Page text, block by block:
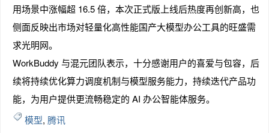
用场景中涨幅超 16.5 倍，本次正式版上线后热度再创新高，也
侧面反映出市场对轻量化高性能国产大模型办公工具的旺盛需
求光明网。
WorkBuddy 与混元团队表示，十分感谢用户的喜爱与包容，后
续将持续优化算力调度机制与模型服务能力，持续迭代产品功
能，为用户提供更流畅稳定的 AI 办公智能体服务。
模型, 腾讯